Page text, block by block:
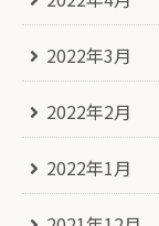
2022年3月
2022年2月
2022年1月